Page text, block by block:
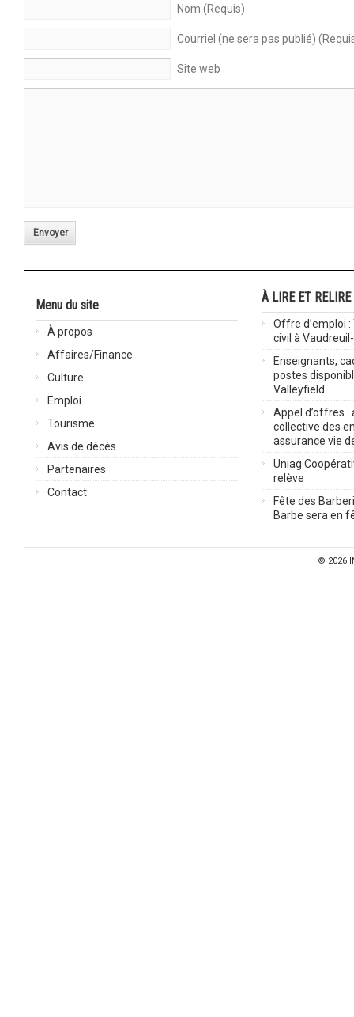
Nom (Requis)
Courriel (ne sera pas publié)
Site web
Envoyer
Menu du site
À propos
Affaires/Finance
Culture
Emploi
Tourisme
Avis de décès
Partenaires
Contact
À LIRE ET RELIRE
Offre d’emploi
civil à
Enseignants,
postes
Valleyfield
Appel d’offres :
collective des
assurance vie
Uniag
relève
Fête des
Barbe sera en
© 2026